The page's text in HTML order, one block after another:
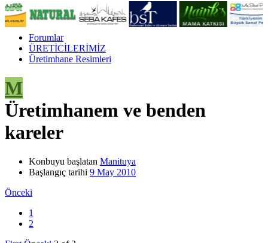
Forumlar
ÜRETİCİLERİMİZ
Üretimhane Resimleri
M
Üretimhanem ve benden
kareler
Konbuyu başlatan Manituya
Başlangıç tarihi 9 May 2010
Önceki
1
2